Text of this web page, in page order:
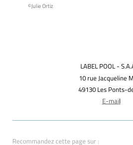
©Julie Ortiz
LABEL POOL -
10 rue Jacqueline
49130 Les Ponts-
E-mail
Recommandez cette page sur :